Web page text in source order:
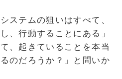
ステムの狙いはすべて、
、行動することにある」
、起きていることを本当
のだろうか？」と問いか